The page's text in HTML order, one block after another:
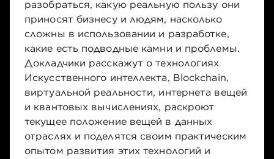
разобраться, какую реальную пользу они
приносят бизнесу и людям, насколько
сложны в использовании и разработке,
какие есть подводные камни и проблемы.
Докладчики расскажут о технологиях
Искусственного интеллекта, Blockchain,
виртуальной реальности, интернета вещей
и квантовых вычислениях, раскроют
текущее положение вещей в данных
отраслях и поделятся своим практическим
опытом развития этих технологий и